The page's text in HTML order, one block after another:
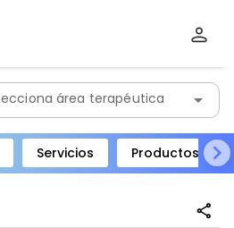
área terapéutica arrow_drop_down
Servicios
Productos
share